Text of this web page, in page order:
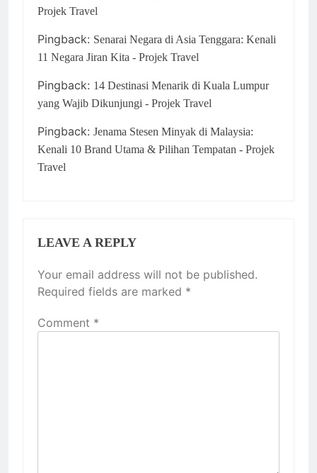
Projek Travel
Pingback: Senarai Negara di Asia Tenggara: Kenali
11 Negara Jiran Kita - Projek Travel
Pingback: 14 Destinasi Menarik di Kuala Lumpur
yang Wajib Dikunjungi - Projek Travel
Pingback: Jenama Stesen Minyak di Malaysia:
Kenali 10 Brand Utama & Pilihan Tempatan - Projek
Travel
LEAVE A REPLY
Your email address will not be published.
Required fields are marked *
Comment *